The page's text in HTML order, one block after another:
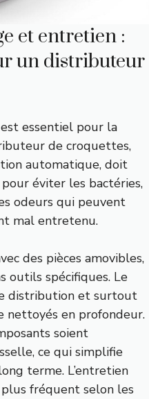
et entretien :
un distributeur
essentiel pour la
de croquettes,
automatique, doit
éviter les bactéries,
odeurs qui peuvent
mal entretenu.
des pièces amovibles,
outils spécifiques. Le
distribution et surtout
nettoyés en profondeur.
soient
ce qui simplifie
terme. L’entretien
fréquent selon les